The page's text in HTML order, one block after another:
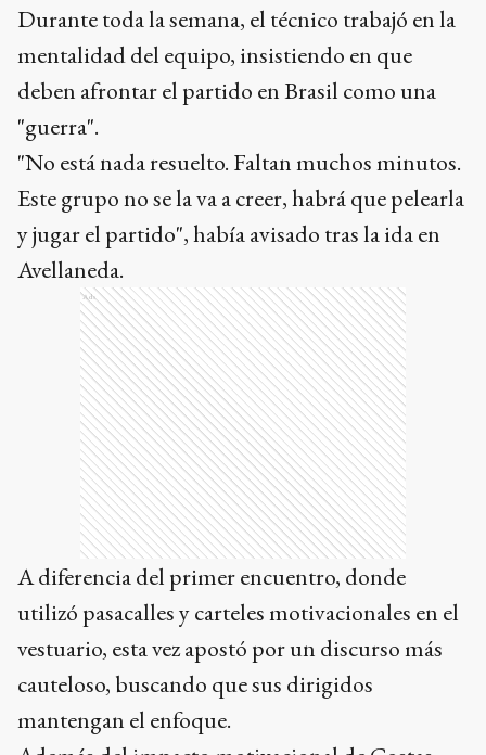
Durante toda la semana, el técnico trabajó en la
mentalidad del equipo, insistiendo en que
deben afrontar el partido en Brasil como una
"guerra".
"No está nada resuelto. Faltan muchos minutos.
Este grupo no se la va a creer, habrá que pelearla
y jugar el partido", había avisado tras la ida en
Avellaneda.
Ads
A diferencia del primer encuentro, donde
utilizó pasacalles y carteles motivacionales en el
vestuario, esta vez apostó por un discurso más
cauteloso, buscando que sus dirigidos
mantengan el enfoque.